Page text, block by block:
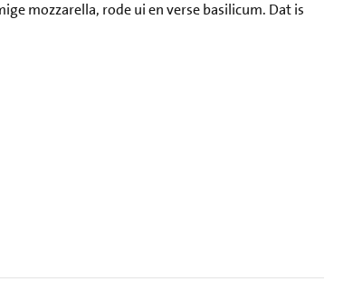
mozzarella, rode ui en verse basilicum. Dat is